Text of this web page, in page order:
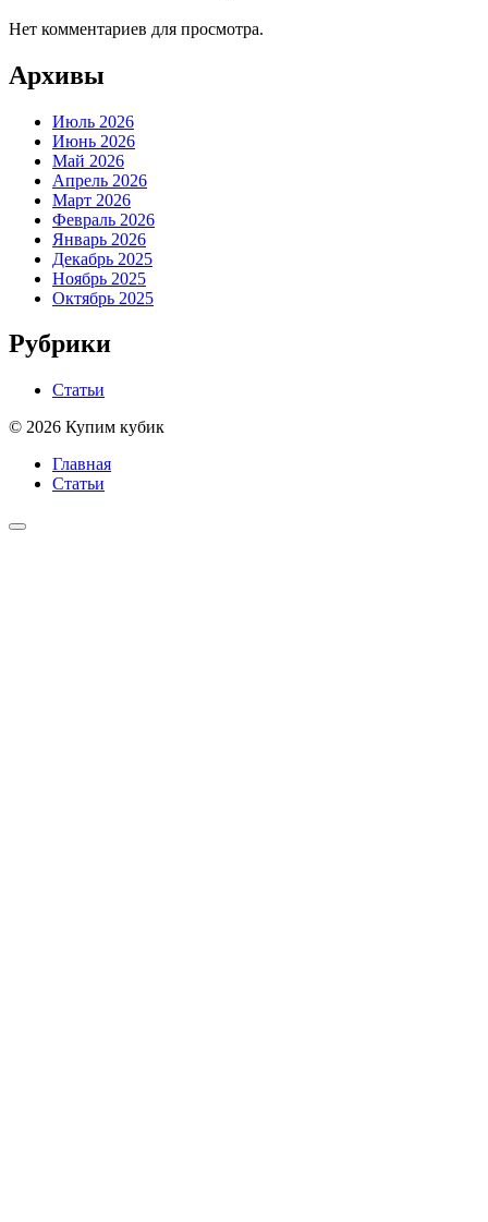
Нет комментариев для просмотра.
Архивы
Июль 2026
Июнь 2026
Май 2026
Апрель 2026
Март 2026
Февраль 2026
Январь 2026
Декабрь 2025
Ноябрь 2025
Октябрь 2025
Рубрики
Статьи
© 2026 Купим кубик
Главная
Статьи